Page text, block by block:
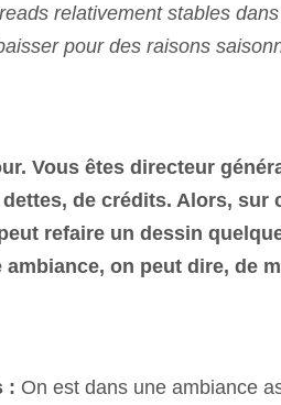
relativement stables
pour des raisons
Vous êtes directeur
de crédits. Alors, sur
refaire un dessin
on peut dire, de
: On est dans une ambiance